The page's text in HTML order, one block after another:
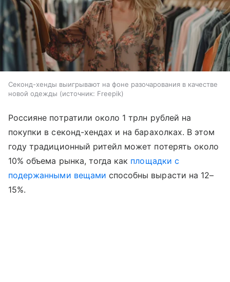
Секонд-хенды выигрывают на фоне разочарования в качестве
новой одежды
источник: Freepik
Россияне потратили около 1 трлн рублей на
покупки в секонд-хендах и на барахолках. В этом
году традиционный ритейл может потерять около
10% объема рынка, тогда как площадки с
подержанными вещами способны вырасти на 12–
15%.